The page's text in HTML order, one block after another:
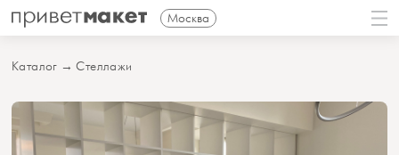
Москва
Каталог →Стеллажи